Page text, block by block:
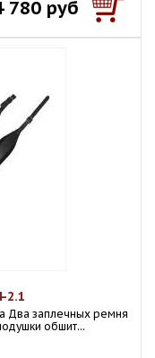
780 руб
2.1
Два заплечных ремня
обшит...